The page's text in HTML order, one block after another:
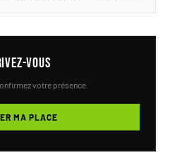
vous
votre présence.
MA PLACE